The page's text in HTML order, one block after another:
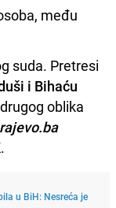
među
suda. Pretresi
i Bihaću
oblika
u BiH: Nesreća je